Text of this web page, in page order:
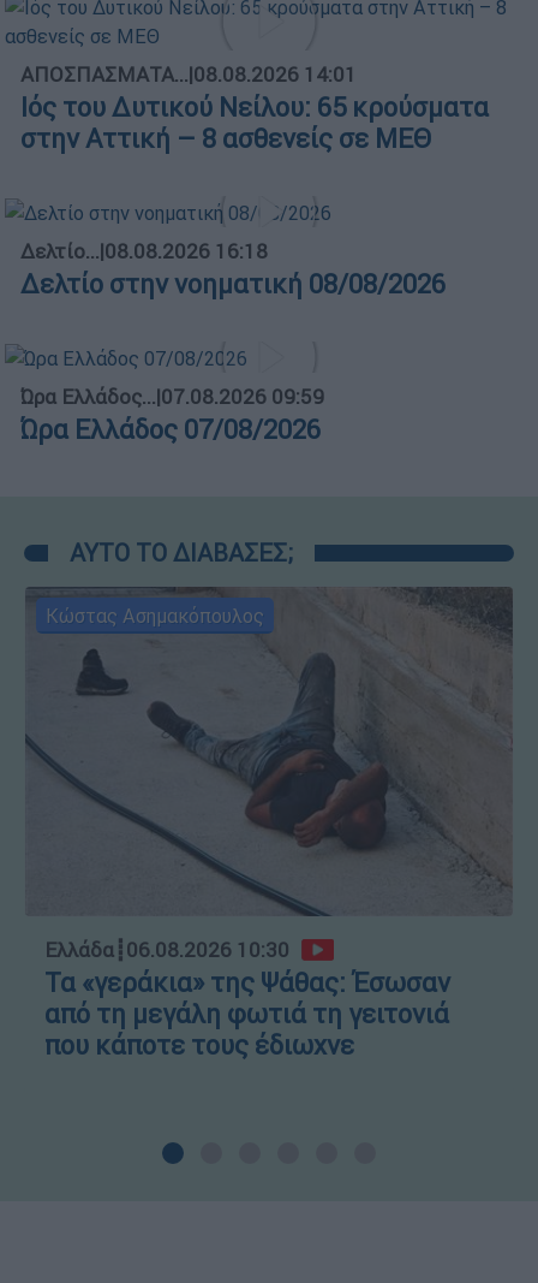
ΑΠΟΣΠΑΣΜΑΤΑ...|08.08.2026 14:01
Ιός του Δυτικού Νείλου: 65 κρούσματα
στην Αττική – 8 ασθενείς σε ΜΕΘ
Δελτίο...|08.08.2026 16:18
Δελτίο στην νοηματική 08/08/2026
Ώρα Ελλάδος...|07.08.2026 09:59
Ώρα Ελλάδος 07/08/2026
ΑΥΤΟ ΤΟ ΔΙΑΒΑΣΕΣ;
Κώστας Ασημακόπουλος
Ελλάδα┋06.08.2026 10:30
Τα «γεράκια» της Ψάθας: Έσωσαν
από τη μεγάλη φωτιά τη γειτονιά
που κάποτε τους έδιωχνε